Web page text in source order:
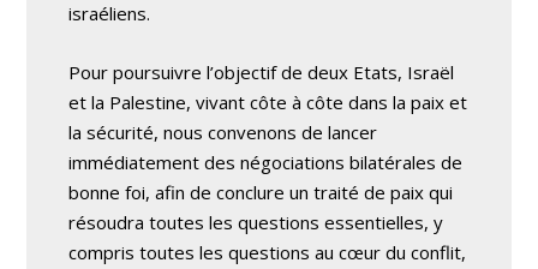
israéliens.
Pour poursuivre l’objectif de deux Etats, Israël
et la Palestine, vivant côte à côte dans la paix et
la sécurité, nous convenons de lancer
immédiatement des négociations bilatérales de
bonne foi, afin de conclure un traité de paix qui
résoudra toutes les questions essentielles, y
compris toutes les questions au cœur du conflit,